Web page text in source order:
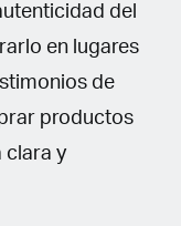
del
en lugares
de
productos
clara y